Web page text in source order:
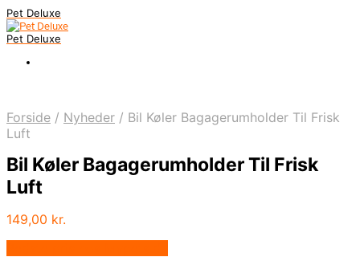
Pet Deluxe
Pet Deluxe
Forside / Nyheder / Bil Køler Bagagerumholder Til Frisk
Luft
Bil Køler Bagagerumholder Til Frisk
Luft
149,00 kr.